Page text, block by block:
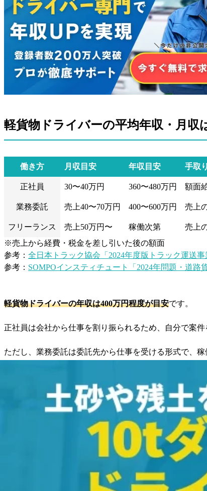
軽貨物ドライバーの平均年収・月収
働き方 月収目安 年収目安 手取
正社員 30〜40万円 360〜480万円 額面
業務委託 売上40〜70万円 400〜600万円 売上
フリーランス 売上50万円〜 稼働次第 売上
※売上から経費・税金を差し引いた後の額面
参考： 全日本トラック協会「2024年度版トラック運送
参考： SOMPOインスティチュート「2024年問題・道路
軽貨物ドライバーの年収は400万円程度が目安です。
正社員は会社から仕事を割り振られるため、自分で案
ただし、業務委託は委託先から仕事を受ける形式で、
フリーランスも稼働量をコントロールでき、複数の委
安定を取るなら正社員、働いた分だけしっかり稼ぎた
運送業の年収ランキング！大手会社や職種
軽貨物ドライバーの手取り額は？年